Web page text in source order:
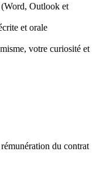
(Word, Outlook et
et orale
votre curiosité et
du contrat